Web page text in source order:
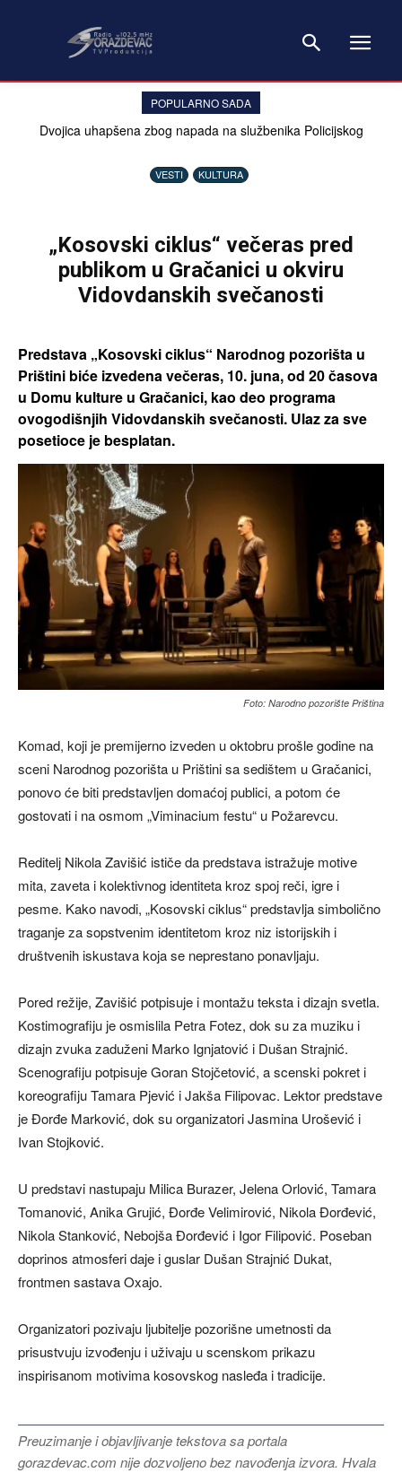
POPULARNO SADA
Dvojica uhapšena zbog napada na službenika Policijskog
VESTI KULTURA
„Kosovski ciklus“ večeras pred
publikom u Gračanici u okviru
Vidovdanskih svečanosti
Predstava „Kosovski ciklus“ Narodnog pozorišta u
Prištini biće izvedena večeras, 10. juna, od 20 časova
u Domu kulture u Gračanici, kao deo programa
ovogodišnjih Vidovdanskih svečanosti. Ulaz za sve
posetioce je besplatan.
Foto: Narodno pozorište Priština
Komad, koji je premijerno izveden u oktobru prošle godine na
sceni Narodnog pozorišta u Prištini sa sedištem u Gračanici,
ponovo će biti predstavljen domaćoj publici, a potom će
gostovati i na osmom „Viminacium festu“ u Požarevcu.
Reditelj Nikola Zavišić ističe da predstava istražuje motive
mita, zaveta i kolektivnog identiteta kroz spoj reči, igre i
pesme. Kako navodi, „Kosovski ciklus“ predstavlja simbolično
traganje za sopstvenim identitetom kroz niz istorijskih i
društvenih iskustava koja se neprestano ponavljaju.
Pored režije, Zavišić potpisuje i montažu teksta i dizajn svetla.
Kostimografiju je osmislila Petra Fotez, dok su za muziku i
dizajn zvuka zaduženi Marko Ignjatović i Dušan Strajnić.
Scenografiju potpisuje Goran Stojčetović, a scenski pokret i
koreografiju Tamara Pjević i Jakša Filipovac. Lektor predstave
je Đorđe Marković, dok su organizatori Jasmina Urošević i
Ivan Stojković.
U predstavi nastupaju Milica Burazer, Jelena Orlović, Tamara
Tomanović, Anika Grujić, Đorđe Velimirović, Nikola Đorđević,
Nikola Stanković, Nebojša Đorđević i Igor Filipović. Poseban
doprinos atmosferi daje i guslar Dušan Strajnić Dukat,
frontmen sastava Oxajo.
Organizatori pozivaju ljubitelje pozorišne umetnosti da
prisustvuju izvođenju i uživaju u scenskom prikazu
inspirisanom motivima kosovskog nasleđa i tradicije.
Preuzimanje i objavljivanje tekstova sa portala
gorazdevac.com nije dozvoljeno bez navođenja izvora. Hvala